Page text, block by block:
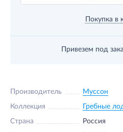
Покупка в
Привезем под
Производитель Муссон
Коллекция Гребные
Страна Россия